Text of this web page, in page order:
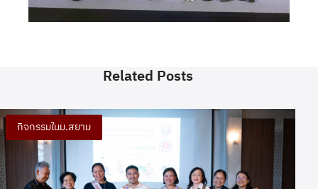
Related Posts
กิจกรรมในม.สยาม